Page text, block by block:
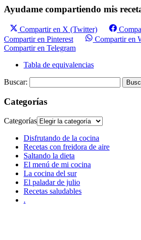
Ayudame compartiendo mis
Compartir en X (Twitter)
Compartir en Pinterest
Compartir en
Compartir en Telegram
Tabla de equivalencias
Buscar:
Categorías
Categorías
Disfrutando de la cocina
Recetas con freidora de aire
Saltando la dieta
El menú de mi cocina
La cocina del sur
El paladar de julio
Recetas saludables
.